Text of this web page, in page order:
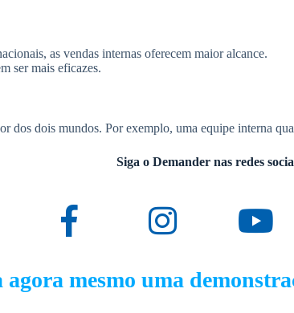
as vendas internas oferecem maior alcance.
ser mais eficazes.
dos dois mundos. Por exemplo, uma equipe interna
Siga o Demander nas redes
agora mesmo uma